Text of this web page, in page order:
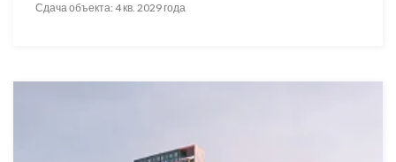
Сдача объекта: 4 кв. 2029 года